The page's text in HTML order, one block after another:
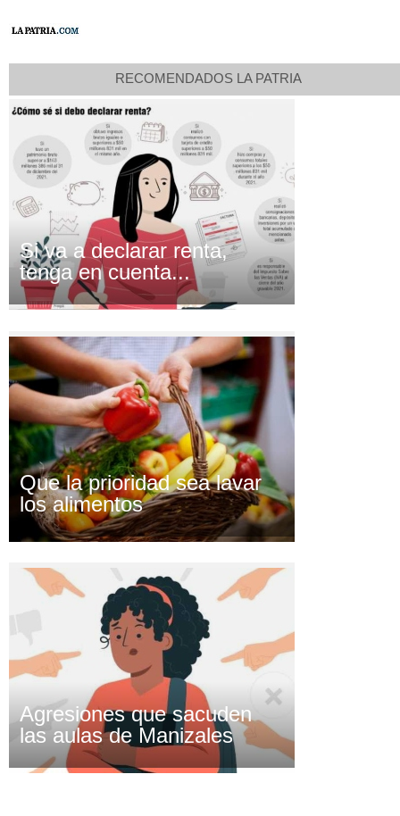
RECOMENDADOS LA PATRIA
Si va a declarar renta,
tenga en cuenta...
Que la prioridad sea lavar
los alimentos
Agresiones que sacuden
las aulas de Manizales